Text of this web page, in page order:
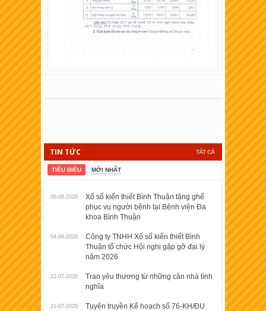
TẤT CẢ
TIN TỨC
TIÊU BIỂU MỚI NHẤT
06-08-2026
Xổ số kiến thiết Bình Thuận tặng ghế
phục vụ người bệnh tại Bệnh viện Đa
khoa Bình Thuận
04-08-2026
Công ty TNHH Xổ số kiến thiết Bình
Thuận tổ chức Hội nghị gặp gỡ đại lý
năm 2026
22-07-2026
Trao yêu thương từ những căn nhà tình
nghĩa
21-07-2026 Tuyên truyền Kế hoạch số 76-KH/ĐU